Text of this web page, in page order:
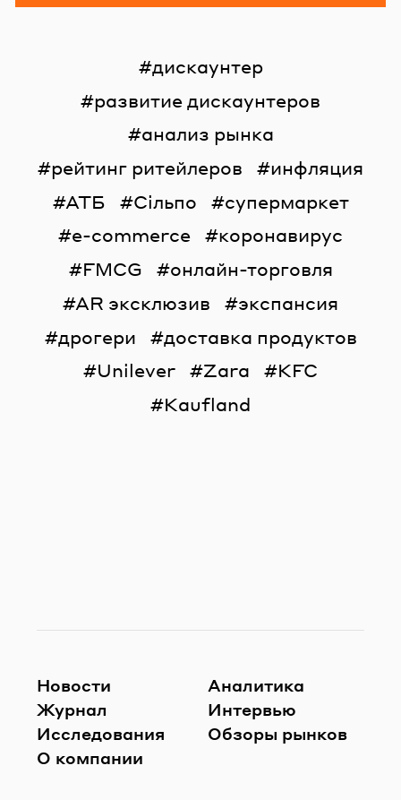
дискаунтер
развитие дискаунтеров
анализ рынка
рейтинг ритейлеров
инфляция
АТБ
Сільпо
супермаркет
e-commerce
коронавирус
FMCG
онлайн-торговля
AR эксклюзив
экспансия
дрогери
доставка продуктов
Unilever
Zara
KFC
Kaufland
Новости
Журнал
Исследования
О компании
Аналитика
Интервью
Обзоры рынков